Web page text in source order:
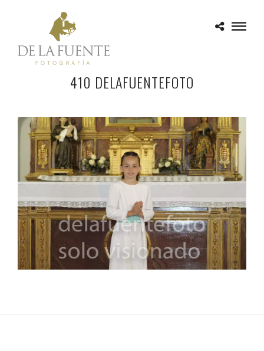
410 DELAFUENTEFOTO